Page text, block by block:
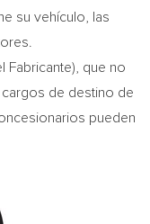
su vehículo, las
Fabricante), que no
de destino de
pueden